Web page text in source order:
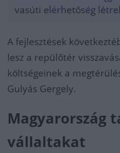
vasúti elérhetőség
A fejlesztések
lesz a repülőtér
költségeinek a
Gulyás Gergely.
Magyarország
vállaltakat